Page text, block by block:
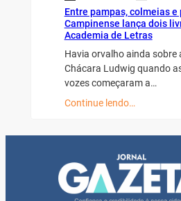
Entre pampas, colmeias e
Campinense lança dois
Academia de Letras
Havia orvalho ainda sobre
Chácara Ludwig quando
vozes começaram a…
Continue lendo…